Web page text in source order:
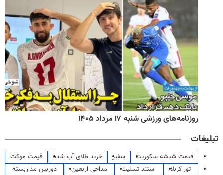
روزنامه‌های ورزشی شنبه ۱۷ مرداد ۱۴۰۵
تبلیغات
قیمت شیشه سکوریت سفیر خرید طلای آب شده
قیمت موکت
تور کربلا
استند تسلیت مداحی اربعین
دوربین مداربسته